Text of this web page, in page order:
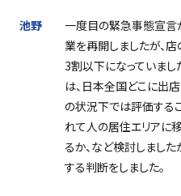
池野 一度目の緊急事態宣言
業を再開しましたが、
3割以下になっていまし
は、日本全国どこに出
の状況下では評価する
れて人の居住エリアに
るか、など検討しました
する判断をしました。